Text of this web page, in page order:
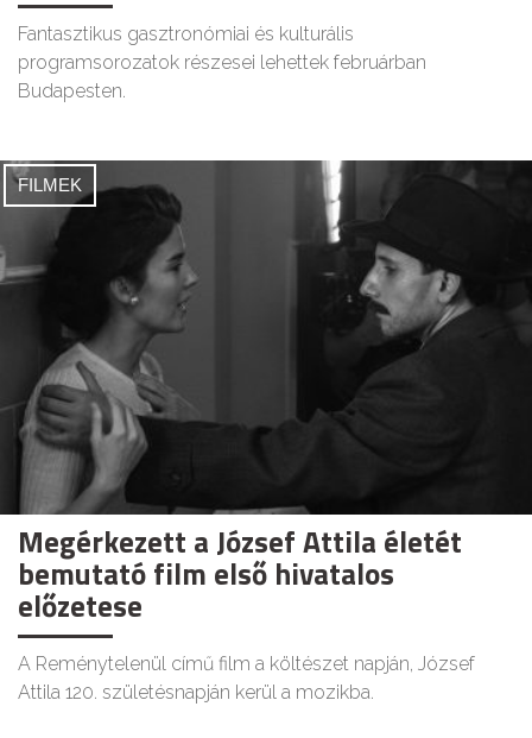
Fantasztikus gasztronómiai és kulturális
programsorozatok részesei lehettek februárban
Budapesten.
FILMEK
Megérkezett a József Attila életét
bemutató film első hivatalos
előzetese
A Reménytelenül című film a költészet napján, József
Attila 120. születésnapján kerül a mozikba.